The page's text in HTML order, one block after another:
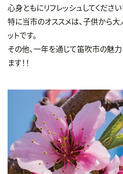
心身ともにリフレッシュしてください
特に当市のオススメは、子供から
ットです。
その他、一年を通じて笛吹市の魅
ます！！